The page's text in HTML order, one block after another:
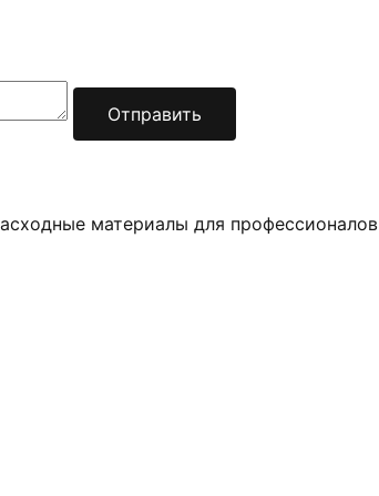
Отправить
материалы для профессионалов